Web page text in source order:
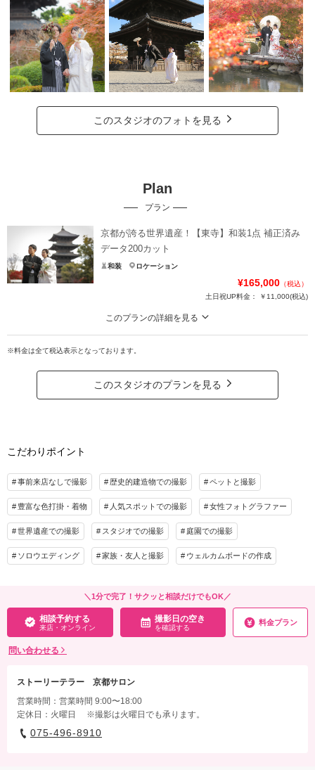
このスタジオのフォトを見る
Plan
プラン
京都が誇る世界遺産！【東寺】和装1点 補正済み
データ200カット
和装 ロケーション
¥165,000 （税込）
土日祝UP料金：
￥11,000(税込)
このプランの詳細を見る
五重塔を背景に迫力ある京都ならではの写真を！
京都といえば！の東寺は全ての季節で圧巻の美しさです。
広い敷地なので桜などのハイシーズンでもゆっくり撮影が可能です。
スタッフも大好きなロケ地・・・！
アルバム データ 200カット 台紙付写真
衣装追加 挙式
その他含むもの
ロケ地使用料・移動費・新婦髪飾り・アテンドスタッフ・データ補正・ダウンロード
相談予約する
来店・オンライン
撮影日の空き
※料金は全て税込表示となっております。
このスタジオのプランを見る
こだわりポイント
事前来店なしで撮影 歴史的建造物での撮影 ペットと撮影
豊富な色打掛・着物 人気スポットでの撮影 女性フォトグラファー
世界遺産での撮影 スタジオでの撮影 庭園での撮影
ソロウエディング 家族・友人と撮影 ウェルカムボードの作成
＼1分で完了！サクッと相談だけでもOK／
相談予約する
来店・オンライン
撮影日の空き
を確認する
料金プラン
問い合わせる
ストーリーテラー 京都サロン
営業時間：営業時間 9:00〜18:00
定休日：火曜日 ※撮影は火曜日でも承ります。
075-496-8910